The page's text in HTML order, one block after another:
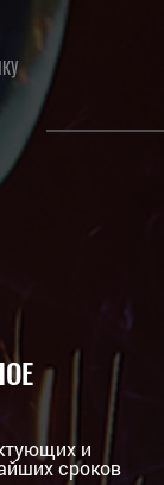
и
сроков